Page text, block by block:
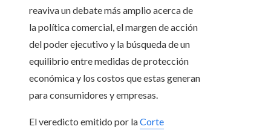
reaviva un debate más amplio acerca de
la política comercial, el margen de acción
del poder ejecutivo y la búsqueda de un
equilibrio entre medidas de protección
económica y los costos que estas generan
para consumidores y empresas.
El veredicto emitido por laCorte